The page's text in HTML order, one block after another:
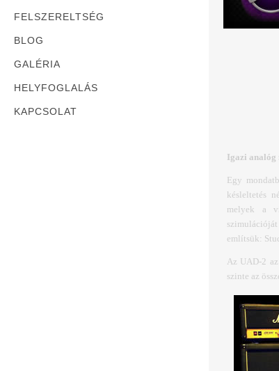
FELSZERELTSÉG
BLOG
GALÉRIA
HELYFOGLALÁS
KAPCSOLAT
Igazi analóg
Egy
késleltetés
melyek a
említsük:
Az UAD-2
szinte az